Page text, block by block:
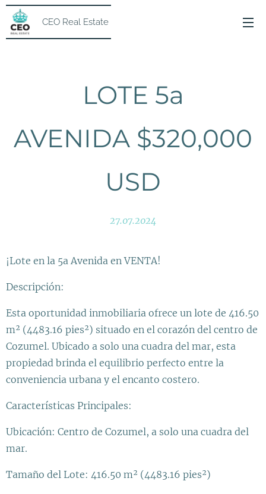
CEO Real Estate
LOTE 5a
AVENIDA $320,000
USD
27.07.2024
¡Lote en la 5a Avenida en VENTA!
Descripción:
Esta oportunidad inmobiliaria ofrece un lote de 416.50
m² (4483.16 pies²) situado en el corazón del centro de
Cozumel. Ubicado a solo una cuadra del mar, esta
propiedad brinda el equilibrio perfecto entre la
conveniencia urbana y el encanto costero.
Características Principales:
Ubicación: Centro de Cozumel, a solo una cuadra del
mar.
Tamaño del Lote: 416.50 m² (4483.16 pies²)